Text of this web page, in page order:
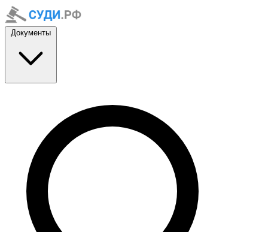
Документы